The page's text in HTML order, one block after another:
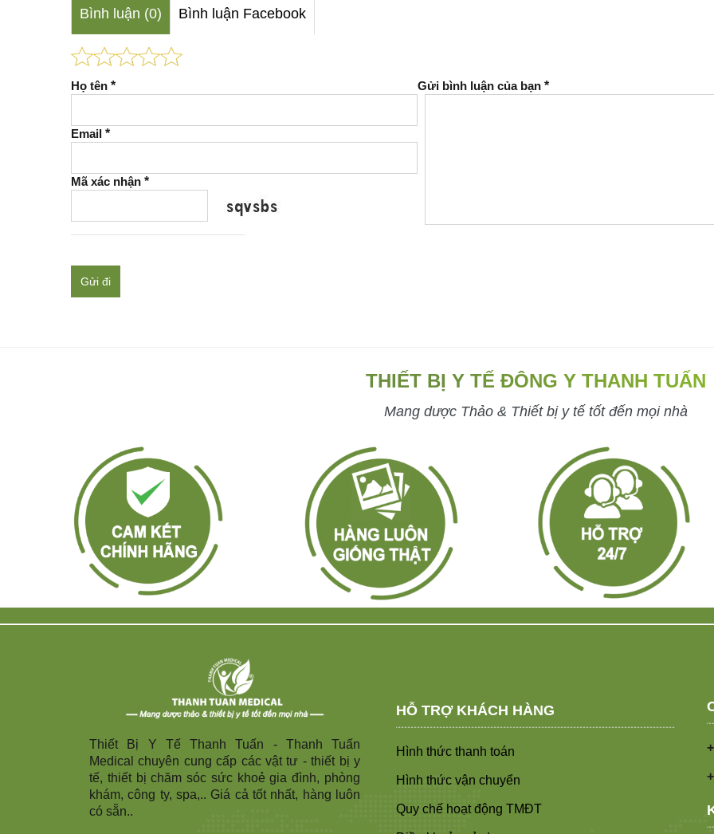
Bình luận (0) Bình luận Facebook
Họ tên *
Email *
Mã xác nhận *
Gửi bình luận của bạn *
Gửi đi
THIẾT BỊ Y TẾ ĐÔNG Y THANH TUẤN
Mang dược Thảo & Thiết bị y tế tốt đến mọi nhà
Thiết Bị Y Tế Thanh Tuấn - Thanh Tuấn
Medical chuyên cung cấp các vật tư - thiết bị y
tế, thiết bị chăm sóc sức khoẻ gia đình, phòng
khám, công ty, spa,.. Giá cả tốt nhất, hàng luôn
có sẵn..
HỖ TRỢ KHÁCH HÀNG
Hình thức thanh toán
Hình thức vận chuyển
Quy chế hoạt động TMĐT